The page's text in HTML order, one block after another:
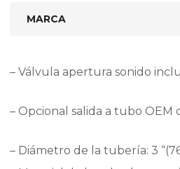
MARCA
– Válvula apertura sonido
– Opcional salida a tubo OEM
– Diámetro de la tubería: 3